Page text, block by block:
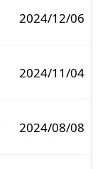
2024/12/06
2024/11/04
2024/08/08